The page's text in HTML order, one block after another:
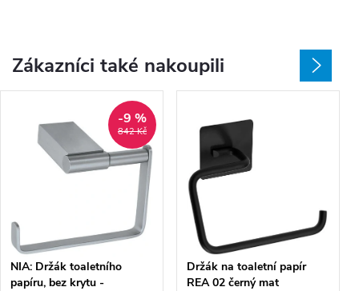
Zákazníci také nakoupili
842 Kč
-9 %
NIA: Držák toaletního
papíru, bez krytu -
Držák na toaletní papír
REA 02 černý mat